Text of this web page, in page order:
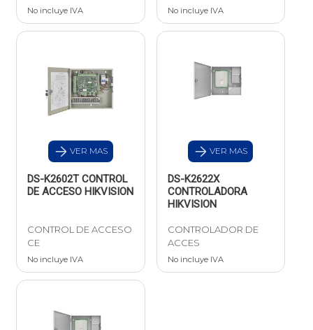
No incluye IVA No incluye IVA
VER MAS
DS-K2602T CONTROL
DE ACCESO HIKVISION
CONTROL DE ACCESO
CE
No incluye IVA
VER MAS
DS-K2622X
CONTROLADORA
HIKVISION
CONTROLADOR DE
ACCES
No incluye IVA